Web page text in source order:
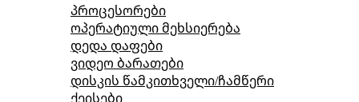
პროცესორები
ოპერატიული მეხსიერება
დედა დაფები
ვიდეო ბარათები
დისკის წამკითხველი/ჩამწერი
ქეისები